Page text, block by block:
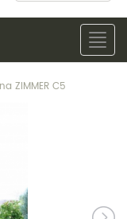
ZIMMER C5